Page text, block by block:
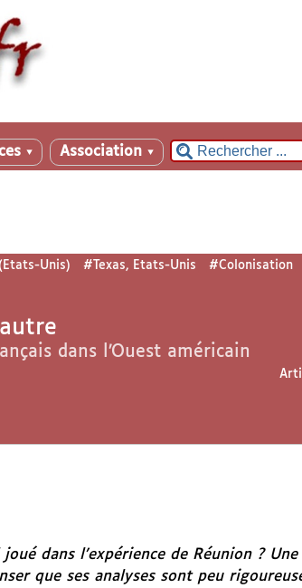
▼ Association ▼
Unis) #Texas, Etats-Unis #Colonisation
dans l’Ouest américain
dans l’expérience de Réunion ?
que ses analyses sont peu